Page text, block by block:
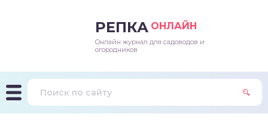
РЕПКА ОНЛАЙН
Онлайн журнал для садоводов и
огородников
и подкормки